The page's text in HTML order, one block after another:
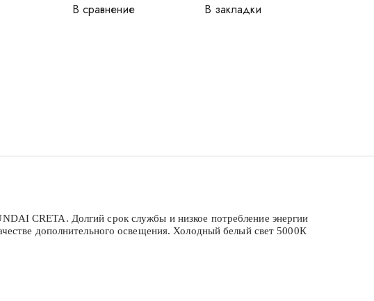
В сравнение В закладки
CRETA. Долгий срок службы и низкое потребление энергии
дополнительного освещения. Холодный белый свет 5000К